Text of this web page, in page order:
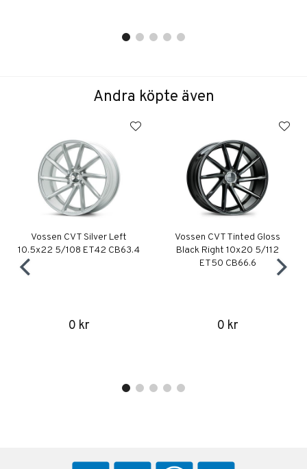
Andra köpte även
Vossen CVT Silver Left
10.5x22 5/108 ET42 CB63.4
0 kr
Vossen CVT Tinted Gloss
Black Right 10x20 5/112
ET50 CB66.6
0 kr